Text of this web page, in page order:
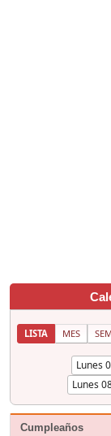
LISTA MES
Cumpleaños